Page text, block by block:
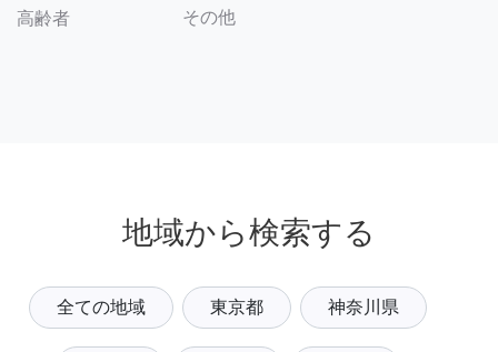
高齢者 その他
地域から検索する
全ての地域 東京都 神奈川県